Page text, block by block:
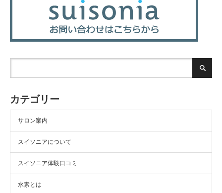
カテゴリー
サロン案内
スイソニアについて
スイソニア体験口コミ
水素とは